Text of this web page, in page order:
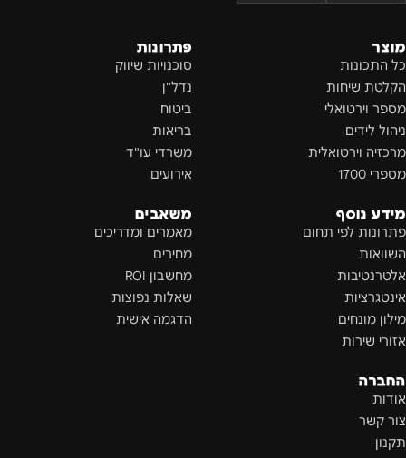
מוצר
כל התכונות
הקלטת שיחות
מספר וירטואלי
ניהול לידים
מרכזיה וירטואלית
מספרי 1700
פתרונות
סוכנויות שיווק
נדל"ן
ביטוח
בריאות
משרדי עו"ד
אירועים
מידע נוסף
פתרונות לפי תחום
השוואות
אלטרנטיבות
אינטגרציות
מילון מונחים
אזורי שירות
משאבים
מאמרים ומדריכים
מחירים
מחשבון ROI
שאלות נפוצות
הדגמה אישית
החברה
אודות
צור קשר
תקנון